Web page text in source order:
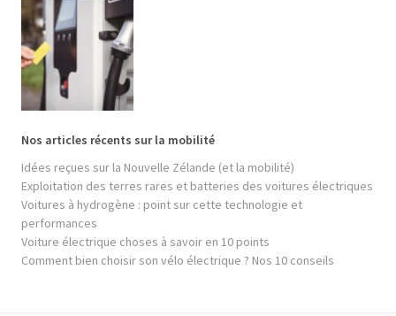
Nos articles récents sur la mobilité
Idées reçues sur la Nouvelle Zélande (et la mobilité)
Exploitation des terres rares et batteries des voitures électriques
Voitures à hydrogène : point sur cette technologie et
performances
Voiture électrique choses à savoir en 10 points
Comment bien choisir son vélo électrique ? Nos 10 conseils